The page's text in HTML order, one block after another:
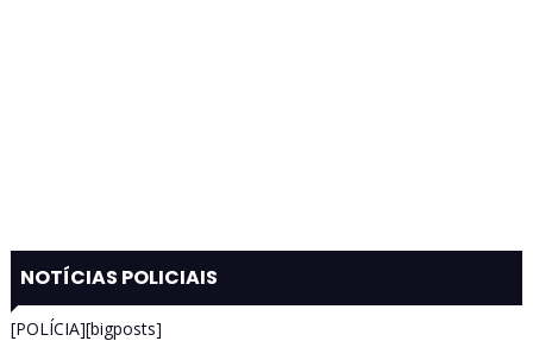
NOTÍCIAS POLICIAIS
[POLÍCIA][bigposts]